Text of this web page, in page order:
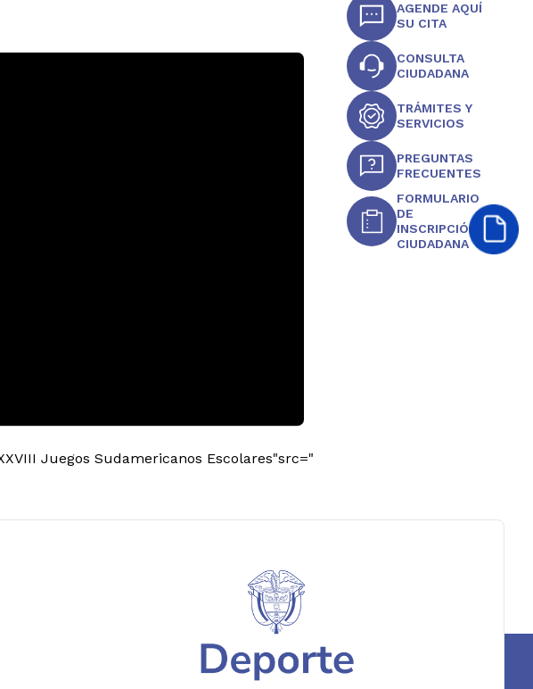
Juegos Sudamericanos Escolares"src="
AGENDE AQUÍ
SU CITA
CONSULTA
CIUDADANA
TRÁMITES Y
SERVICIOS
PREGUNTAS
FRECUENTES
FORMULARIO
DE
INSCRIPCIÓN
CIUDADANA